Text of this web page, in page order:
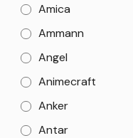
Amica
Ammann
Angel
Animecraft
Anker
Antar